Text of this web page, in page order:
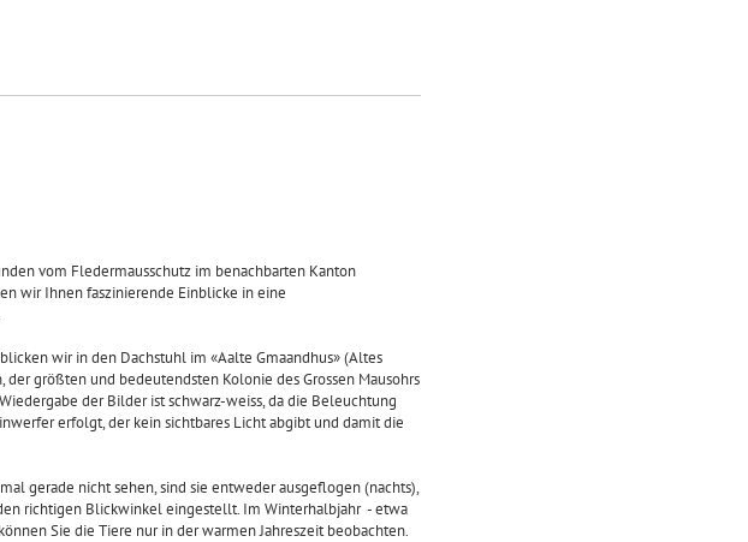
vom Fledermausschutz im benachbarten Kanton
wir Ihnen faszinierende Einblicke in eine
wir in den Dachstuhl im «Aalte Gmaandhus» (Altes
der größten und bedeutendsten Kolonie des Grossen Mausohrs
der Bilder ist schwarz-weiss, da die Beleuchtung
erfolgt, der kein sichtbares Licht abgibt und damit die
gerade nicht sehen, sind sie entweder ausgeflogen (nachts),
richtigen Blickwinkel eingestellt. Im Winterhalbjahr - etwa
Sie die Tiere nur in der warmen Jahreszeit beobachten.